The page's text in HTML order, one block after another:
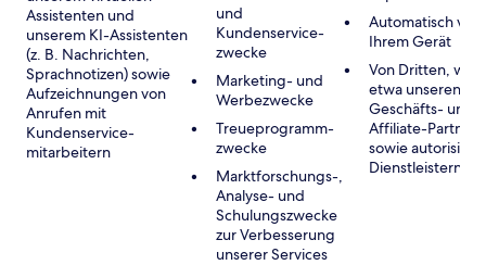
Assistenten und
unserem KI-Assistenten
(z. B. Nachrichten,
Sprachnotizen) sowie
Aufzeichnungen von
Anrufen mit
Kundenservice-
mitarbeitern
und
Kundenservice-
zwecke
Marketing- und
Werbezwecke
Treueprogramm-
zwecke
Marktforschungs-,
Analyse- und
Schulungszwecke
zur Verbesserung
unserer Services
Automatisch von
Ihrem Gerät
Von Dritten, wie
etwa unseren
Geschäfts- und
Affiliate-Partnern
sowie
Dienstleistern